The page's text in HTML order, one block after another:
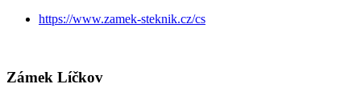
https://www.zamek-steknik.cz/cs
Zámek Líčkov